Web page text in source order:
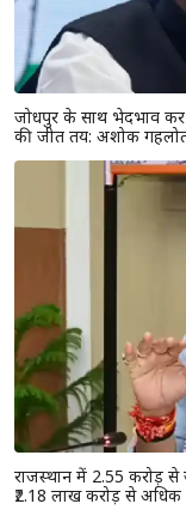
राजस्थान यूनिवर्सिटी में
पुतला
जोधपुर के साथ भेदभाव कर
की जीत तय: अशोक